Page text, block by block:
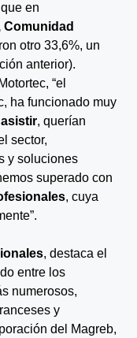
en
otro 33,6%, un
anterior).
“el
ha funcionado muy
, querían
sector,
y soluciones
superado con
, cuya
, destaca el
entre los
numerosos,
y
del Magreb,